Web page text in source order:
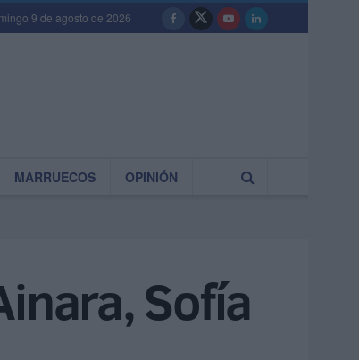
9 de agosto de 2026
MARRUECOS OPINIÓN
Sofía